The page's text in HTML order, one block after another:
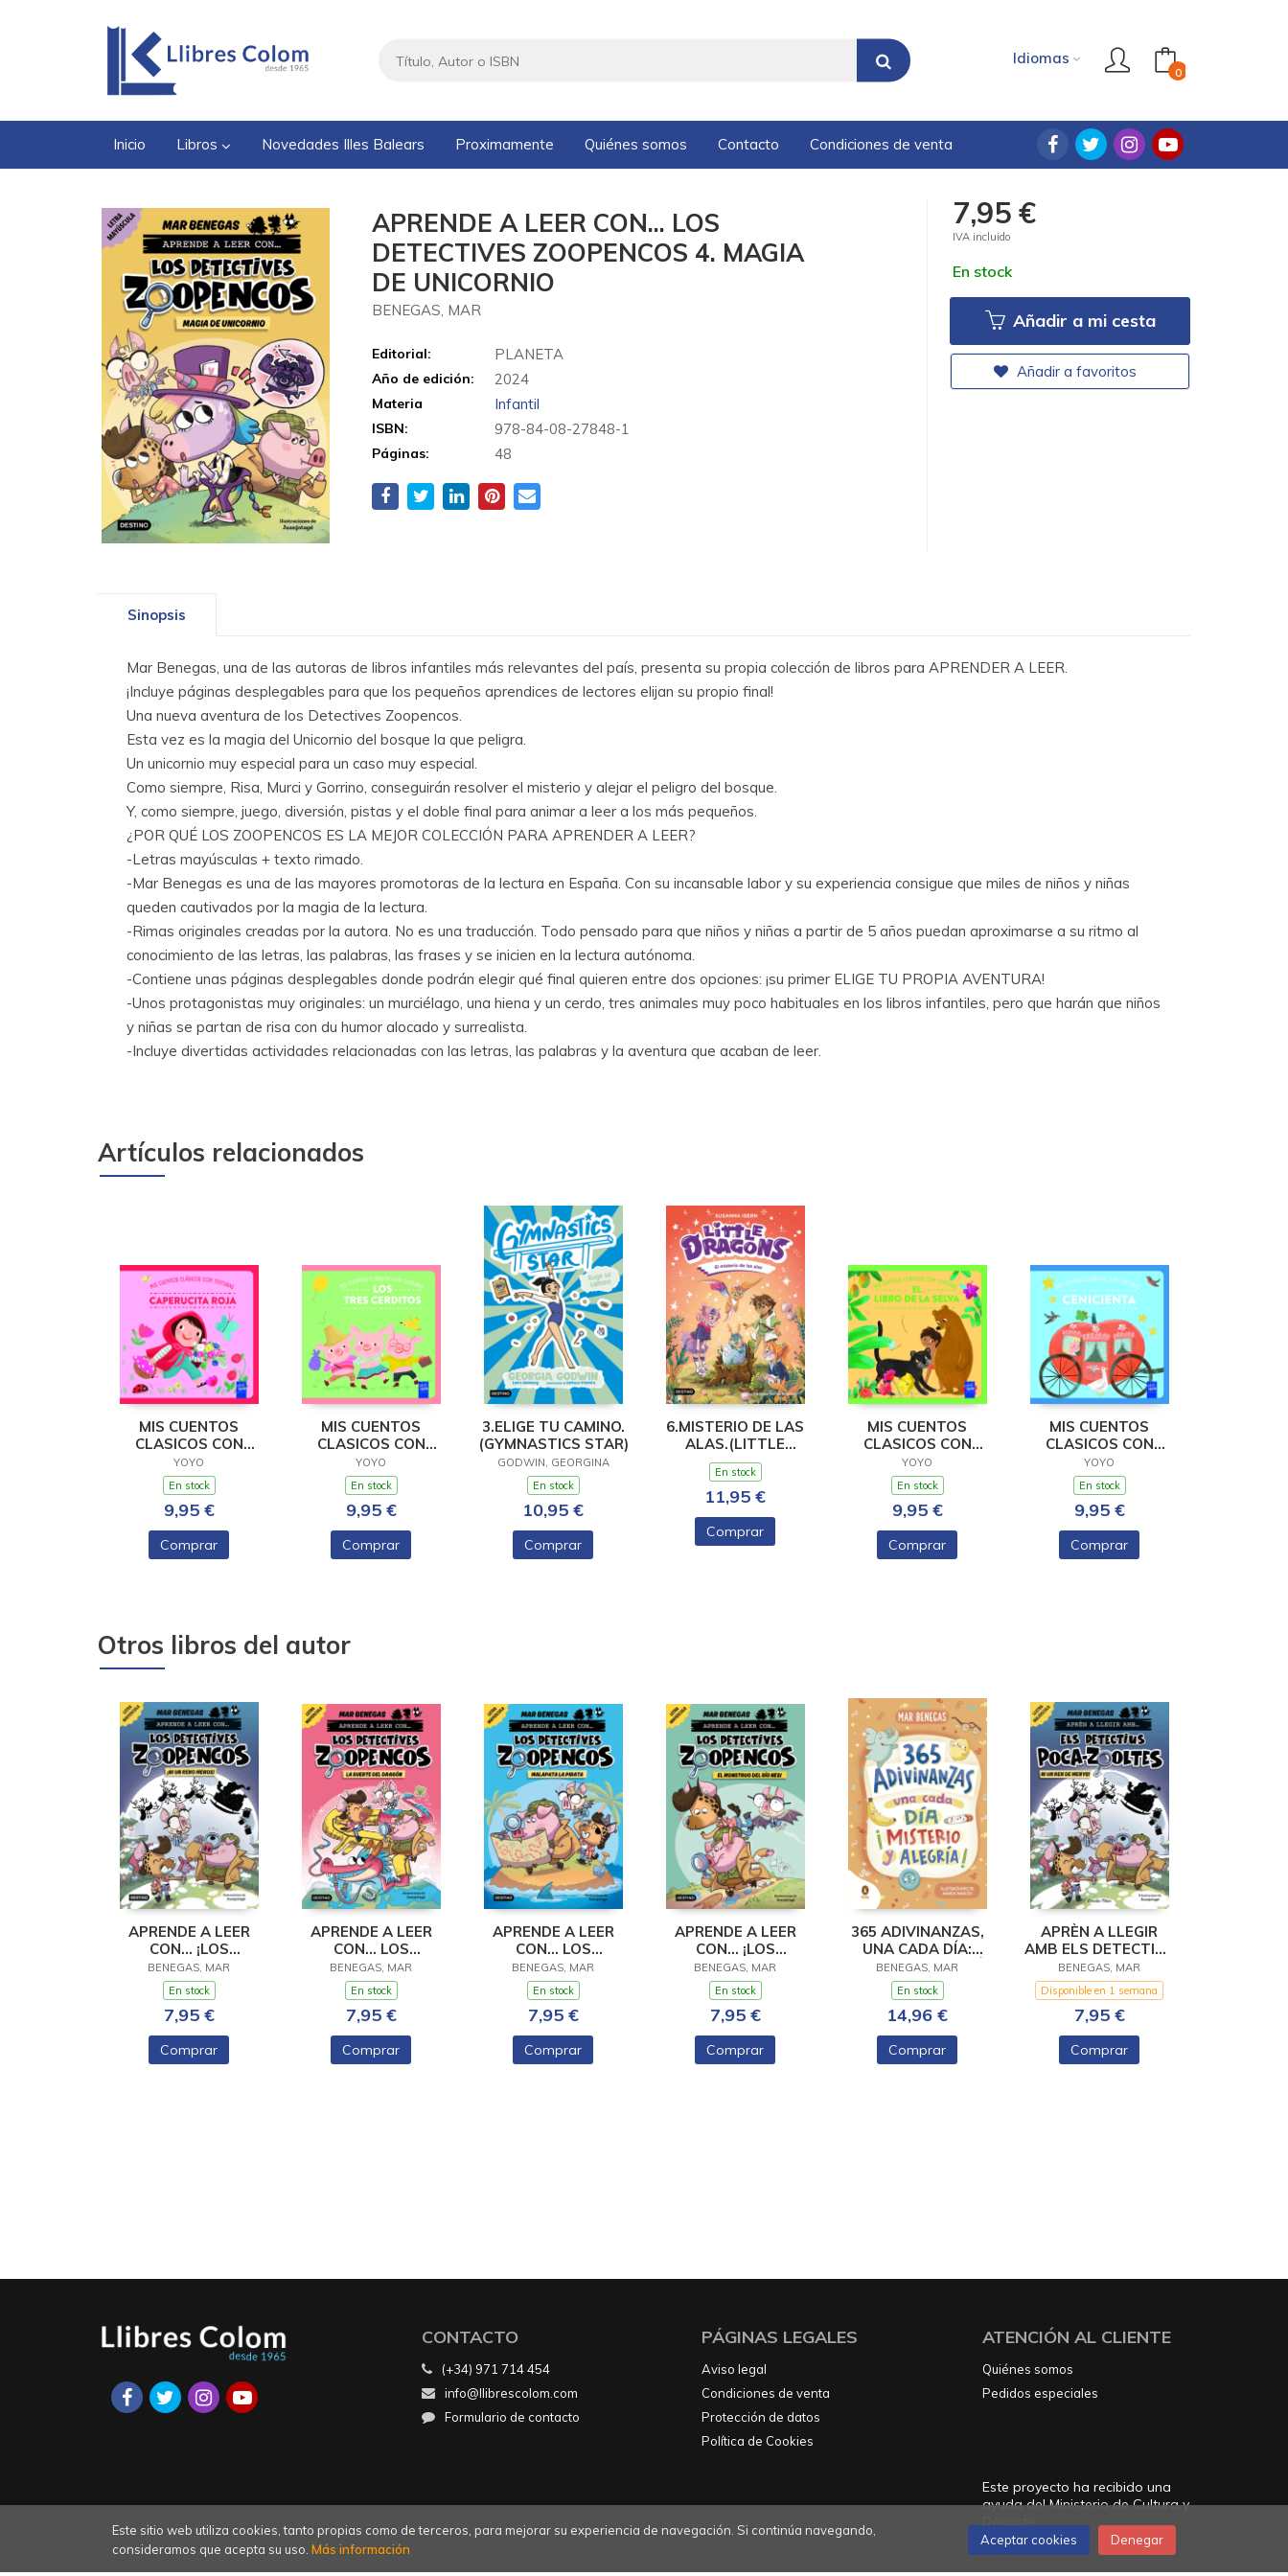
Idiomas
0
Inicio Libros Novedades Illes Balears Proximamente Quiénes somos Contacto Condiciones de venta
APRENDE A LEER CON... LOS
DETECTIVES ZOOPENCOS 4. MAGIA
DE UNICORNIO
BENEGAS, MAR
Editorial: PLANETA
Año de edición: 2024
Materia Infantil
ISBN: 978-84-08-27848-1
Páginas: 48
7,95 €
IVA incluido
En stock
Añadir a mi cesta
Añadir a favoritos
Sinopsis
Mar Benegas, una de las autoras de libros infantiles más relevantes del país, presenta su propia colección de libros para APRENDER A LEER.
¡Incluye páginas desplegables para que los pequeños aprendices de lectores elijan su propio final!
Una nueva aventura de los Detectives Zoopencos.
Esta vez es la magia del Unicornio del bosque la que peligra.
Un unicornio muy especial para un caso muy especial.
Como siempre, Risa, Murci y Gorrino, conseguirán resolver el misterio y alejar el peligro del bosque.
Y, como siempre, juego, diversión, pistas y el doble final para animar a leer a los más pequeños.
¿POR QUÉ LOS ZOOPENCOS ES LA MEJOR COLECCIÓN PARA APRENDER A LEER?
-Letras mayúsculas + texto rimado.
-Mar Benegas es una de las mayores promotoras de la lectura en España. Con su incansable labor y su experiencia consigue que miles de niños y niñas
queden cautivados por la magia de la lectura.
-Rimas originales creadas por la autora. No es una traducción. Todo pensado para que niños y niñas a partir de 5 años puedan aproximarse a su ritmo al
conocimiento de las letras, las palabras, las frases y se inicien en la lectura autónoma.
-Contiene unas páginas desplegables donde podrán elegir qué final quieren entre dos opciones: ¡su primer ELIGE TU PROPIA AVENTURA!
-Unos protagonistas muy originales: un murciélago, una hiena y un cerdo, tres animales muy poco habituales en los libros infantiles, pero que harán que niños
y niñas se partan de risa con du humor alocado y surrealista.
-Incluye divertidas actividades relacionadas con las letras, las palabras y la aventura que acaban de leer.
Artículos relacionados
MIS CUENTOS
CLASICOS CON
TEXTURAS.
CAPERUCITA ROJA
YOYO
En stock
9,95 €
Comprar
MIS CUENTOS
CLASICOS CON
TEXTURAS. LOS
TRES CERDIT
YOYO
En stock
9,95 €
Comprar
3.ELIGE TU CAMINO.
(GYMNASTICS STAR)
GODWIN, GEORGINA
En stock
10,95 €
Comprar
6.MISTERIO DE LAS
ALAS.(LITTLE
DRAGONS)
En stock
11,95 €
Comprar
MIS CUENTOS
CLASICOS CON
TEXTURAS. EL LIBRO
DE LA
YOYO
En stock
9,95 €
Comprar
MIS CUENTOS
CLASICOS CON
TEXTURAS.
CENICIENTA
YOYO
En stock
9,95 €
Comprar
Otros libros del autor
APRENDE A LEER
CON... ¡LOS
DETECTIVES
ZOOPENCOS! 9. ¡NI
UN RENO MENOS!
BENEGAS, MAR
En stock
7,95 €
Comprar
APRENDE A LEER
CON... LOS
DETECTIVES
ZOOPENCOS 6. LA
SUERTE DEL
DRAGÓN
BENEGAS, MAR
En stock
7,95 €
Comprar
APRENDE A LEER
CON... LOS
DETECTIVES
ZOOPENCOS 5.
MALAPATA LA
PIRATA
BENEGAS, MAR
En stock
7,95 €
Comprar
APRENDE A LEER
CON... ¡LOS
DETECTIVES
ZOOPENCOS! 1. EL
MONSTRUO DEL RIO
NESI
BENEGAS, MAR
En stock
7,95 €
Comprar
365 ADIVINANZAS,
UNA CADA DÍA:
MISTERIO Y ALEGRÍA
BENEGAS, MAR
En stock
14,96 €
Comprar
APRÈN A LLEGIR
AMB ELS DETECTIUS
POCA-ZOOLTES 9. NI
UN REN DE MENYS!
BENEGAS, MAR
Disponible en 1 semana
7,95 €
Comprar
CONTACTO
(+34) 971 714 454
info@llibrescolom.com
Formulario de contacto
PÁGINAS LEGALES
Aviso legal
Condiciones de venta
Protección de datos
Política de Cookies
ATENCIÓN AL CLIENTE
Quiénes somos
Pedidos especiales
Este proyecto ha recibido una
ayuda del Ministerio de Cultura y
Deporte
Este sitio web utiliza cookies, tanto propias como de terceros, para mejorar su experiencia de navegación. Si continúa navegando,
consideramos que acepta su uso. Más información
Aceptar cookies Denegar